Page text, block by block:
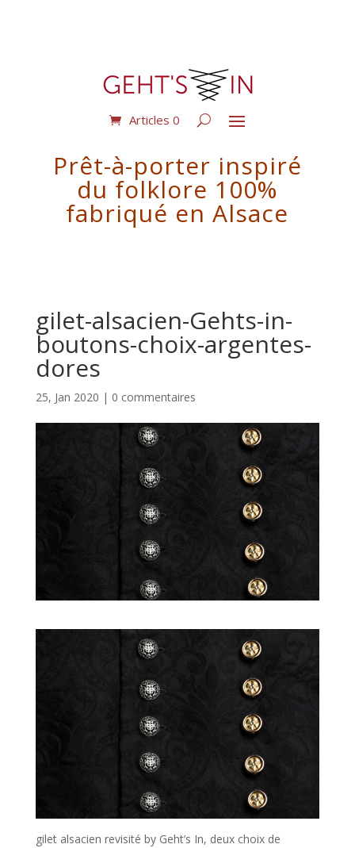
Articles 0
Prêt-à-porter inspiré
du folklore 100%
fabriqué en Alsace
gilet-alsacien-Gehts-in-
boutons-choix-argentes-
dores
25, Jan 2020 | 0 commentaires
gilet alsacien revisité by Geht’s In, deux choix de